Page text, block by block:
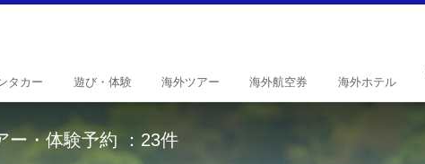
タ カー 遊び・ 体験 海外ツアー 海外航空券 海外ホテル
ー・体験予約 ：23件